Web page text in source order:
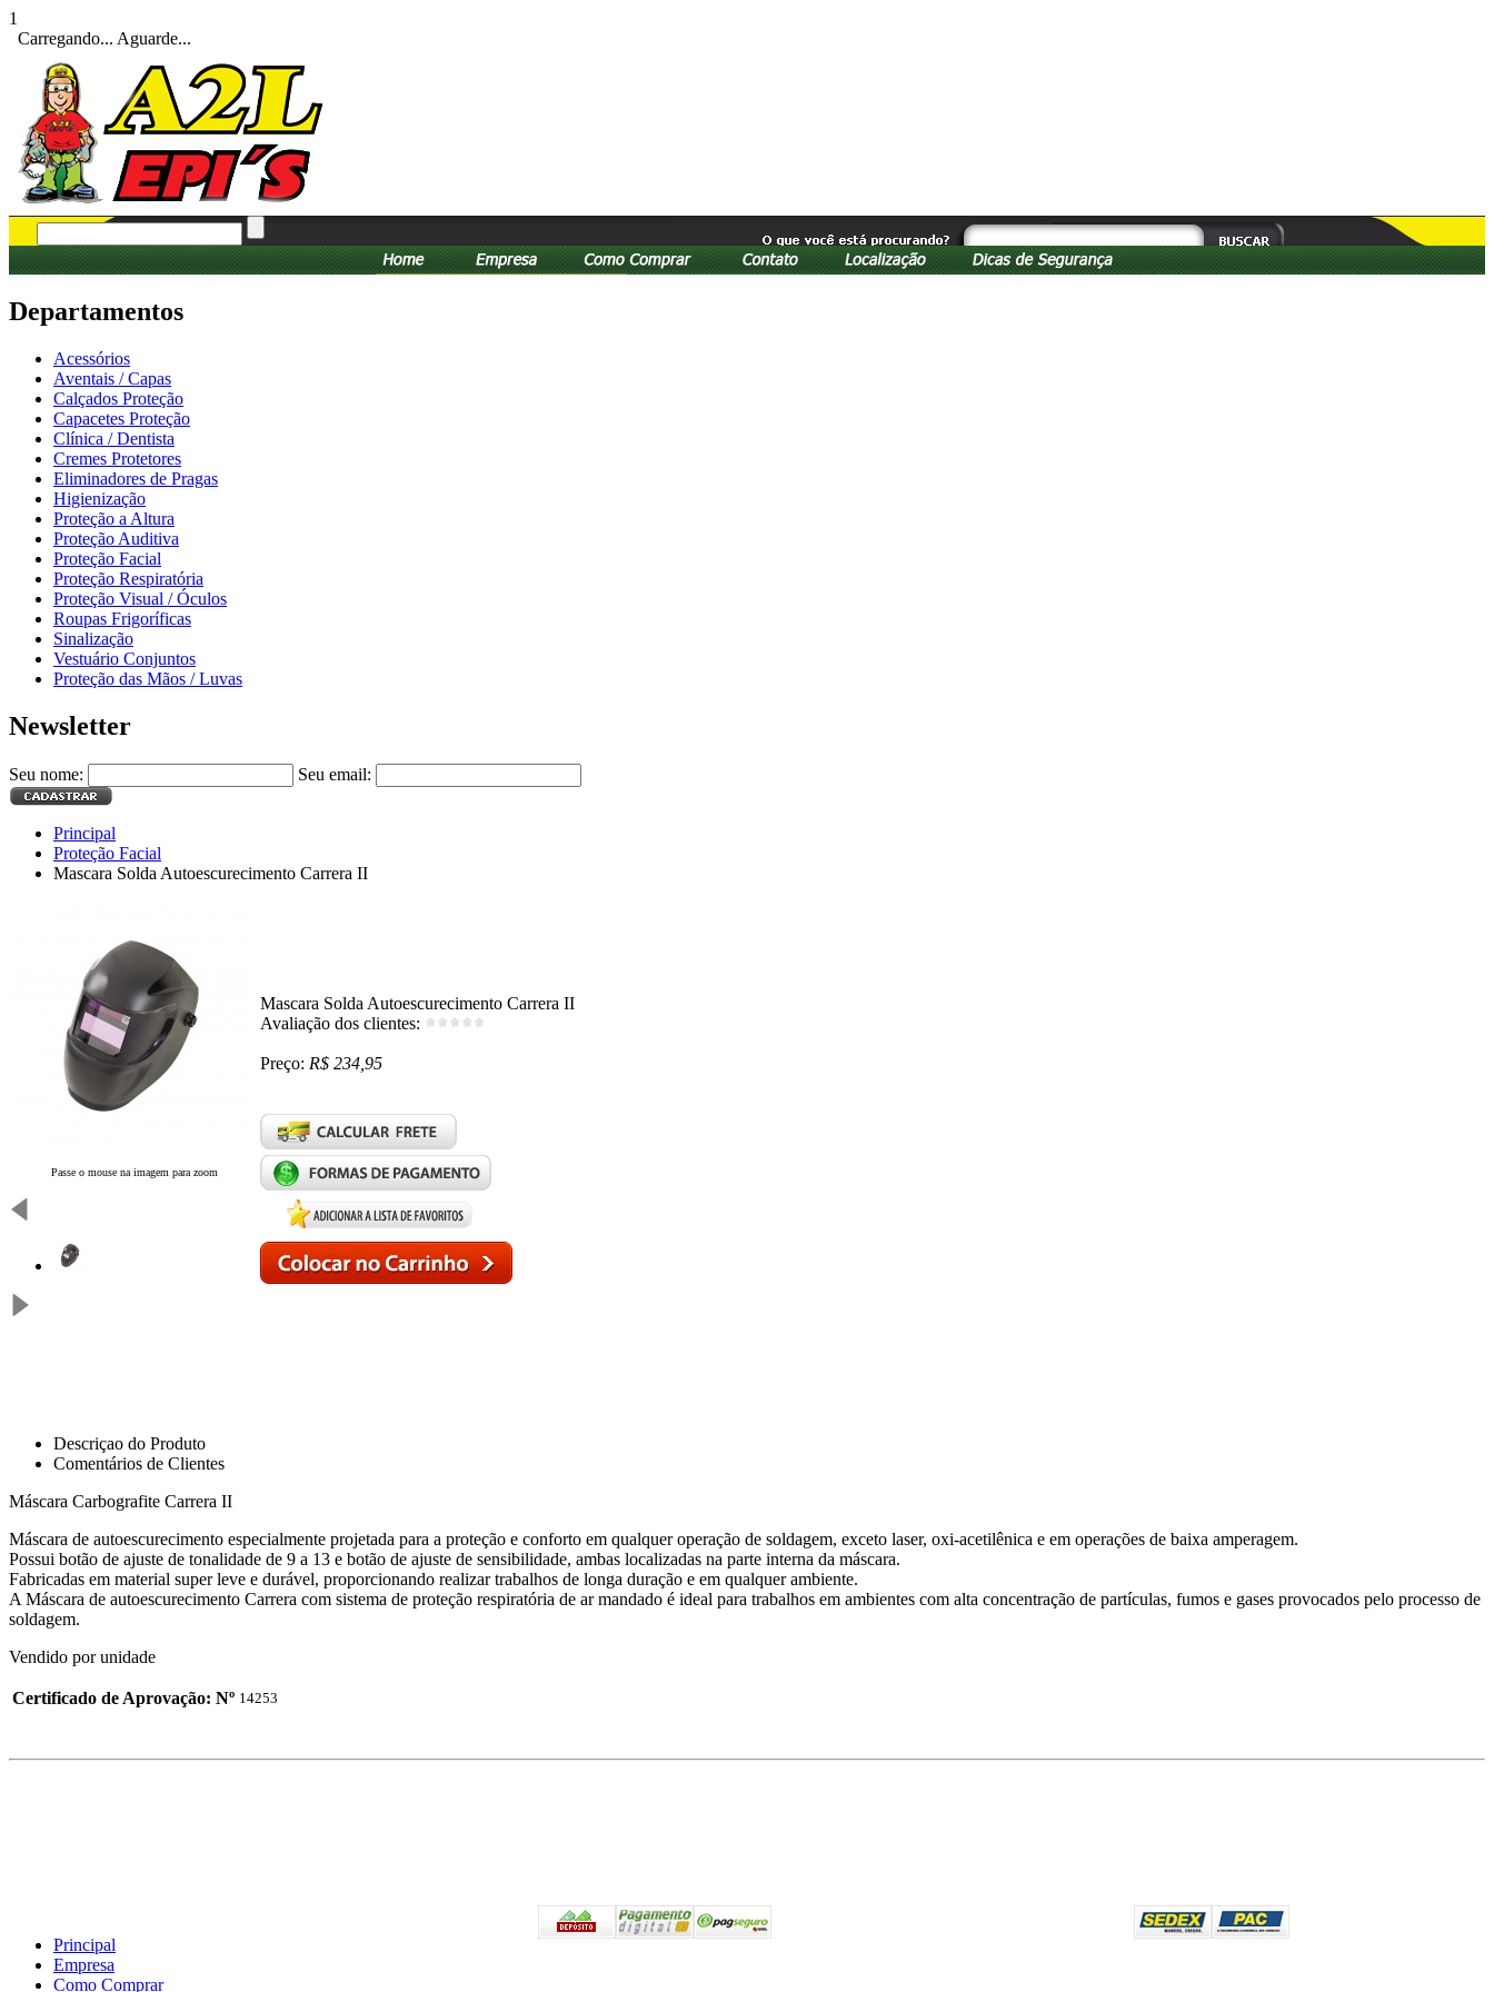
1
Carregando... Aguarde...
Departamentos
Acessórios
Aventais / Capas
Calçados Proteção
Capacetes Proteção
Clínica / Dentista
Cremes Protetores
Eliminadores de Pragas
Higienização
Proteção a Altura
Proteção Auditiva
Proteção Facial
Proteção Respiratória
Proteção Visual / Óculos
Roupas Frigoríficas
Sinalização
Vestuário Conjuntos
Proteção das Mãos / Luvas
Newsletter
Seu nome: Seu email:
Principal
Proteção Facial
Mascara Solda Autoescurecimento Carrera II
Passe o mouse na imagem para zoom
Mascara Solda Autoescurecimento Carrera II
Avaliação dos clientes:
Preço: R$ 234,95
Descriçao do Produto
Comentários de Clientes
Máscara Carbografite Carrera II
Máscara de autoescurecimento especialmente projetada para a proteção e conforto em qualquer operação de soldagem, exceto laser, oxi-acetilênica e em operações de baixa amperagem.
Possui botão de ajuste de tonalidade de 9 a 13 e botão de ajuste de sensibilidade, ambas localizadas na parte interna da máscara.
Fabricadas em material super leve e durável, proporcionando realizar trabalhos de longa duração e em qualquer ambiente.
A Máscara de autoescurecimento Carrera com sistema de proteção respiratória de ar mandado é ideal para trabalhos em ambientes com alta concentração de partículas, fumos e gases provocados pelo processo de
soldagem.
Vendido por unidade
Certificado de Aprovação: Nº 14253
Principal
Empresa
Como Comprar